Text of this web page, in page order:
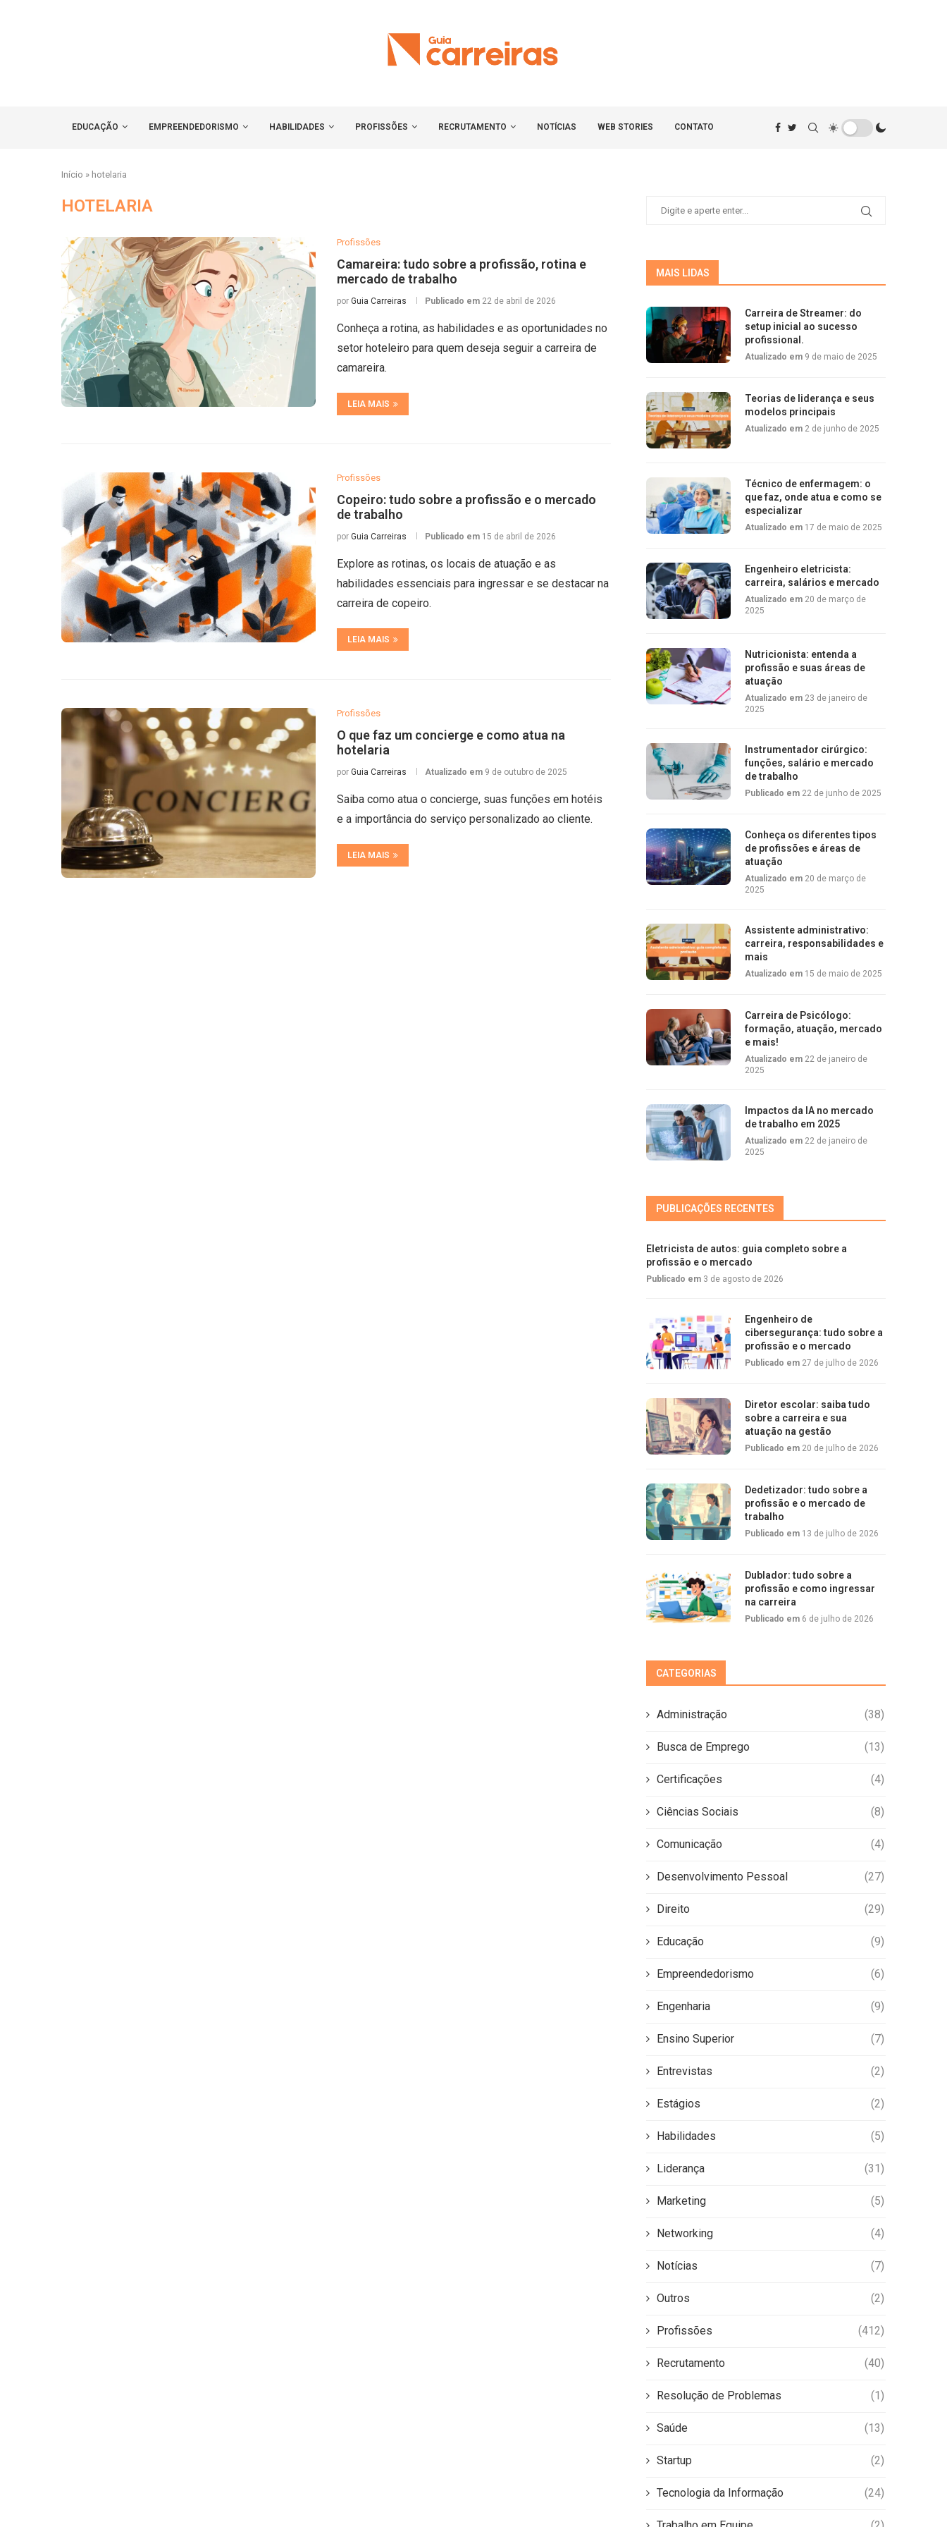
EDUCAÇÃO EMPREENDEDORISMO HABILIDADES PROFISSÕES RECRUTAMENTO NOTÍCIAS WEB STORIES CONTATO
Início » hotelaria
HOTELARIA
Profissões
Camareira: tudo sobre a profissão, rotina e
mercado de trabalho
por Guia Carreiras Publicado em 22 de abril de 2026
Conheça a rotina, as habilidades e as oportunidades no
setor hoteleiro para quem deseja seguir a carreira de
camareira.
LEIA MAIS
Profissões
Copeiro: tudo sobre a profissão e o mercado
de trabalho
por Guia Carreiras Publicado em 15 de abril de 2026
Explore as rotinas, os locais de atuação e as
habilidades essenciais para ingressar e se destacar na
carreira de copeiro.
LEIA MAIS
Profissões
O que faz um concierge e como atua na
hotelaria
por Guia Carreiras Atualizado em 9 de outubro de 2025
Saiba como atua o concierge, suas funções em hotéis
e a importância do serviço personalizado ao cliente.
LEIA MAIS
MAIS LIDAS
Carreira de Streamer: do
setup inicial ao sucesso
profissional.
Atualizado em 9 de maio de 2025
Teorias de liderança e seus
modelos principais
Atualizado em 2 de junho de 2025
Técnico de enfermagem: o
que faz, onde atua e como se
especializar
Atualizado em 17 de maio de 2025
Engenheiro eletricista:
carreira, salários e mercado
Atualizado em 20 de março de
2025
Nutricionista: entenda a
profissão e suas áreas de
atuação
Atualizado em 23 de janeiro de
2025
Instrumentador cirúrgico:
funções, salário e mercado
de trabalho
Publicado em 22 de junho de 2025
Conheça os diferentes tipos
de profissões e áreas de
atuação
Atualizado em 20 de março de
2025
Assistente administrativo:
carreira, responsabilidades e
mais
Atualizado em 15 de maio de 2025
Carreira de Psicólogo:
formação, atuação, mercado
e mais!
Atualizado em 22 de janeiro de
2025
Impactos da IA no mercado
de trabalho em 2025
Atualizado em 22 de janeiro de
2025
PUBLICAÇÕES RECENTES
Eletricista de autos: guia completo sobre a
profissão e o mercado
Publicado em 3 de agosto de 2026
Engenheiro de
cibersegurança: tudo sobre a
profissão e o mercado
Publicado em 27 de julho de 2026
Diretor escolar: saiba tudo
sobre a carreira e sua
atuação na gestão
Publicado em 20 de julho de 2026
Dedetizador: tudo sobre a
profissão e o mercado de
trabalho
Publicado em 13 de julho de 2026
Dublador: tudo sobre a
profissão e como ingressar
na carreira
Publicado em 6 de julho de 2026
CATEGORIAS
Administração (38)
Busca de Emprego (13)
Certificações (4)
Ciências Sociais (8)
Comunicação (4)
Desenvolvimento Pessoal (27)
Direito (29)
Educação (9)
Empreendedorismo (6)
Engenharia (9)
Ensino Superior (7)
Entrevistas (2)
Estágios (2)
Habilidades (5)
Liderança (31)
Marketing (5)
Networking (4)
Notícias (7)
Outros (2)
Profissões (412)
Recrutamento (40)
Resolução de Problemas (1)
Saúde (13)
Startup (2)
Tecnologia da Informação (24)